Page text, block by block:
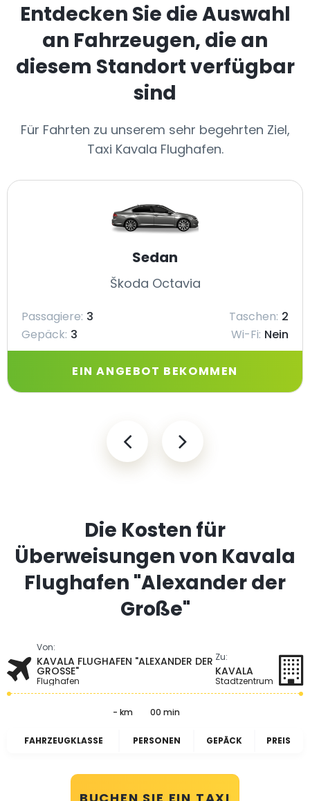
Entdecken Sie die Auswahl
an Fahrzeugen, die an
diesem Standort verfügbar
sind
Für Fahrten zu unserem sehr begehrten Ziel,
Taxi Kavala Flughafen.
Sedan
Škoda Octavia
Passagiere: 3 Taschen: 2
Gepäck: 3 Wi-Fi: Nein
EIN ANGEBOT BEKOMMEN
Die Kosten für
Überweisungen von Kavala
Flughafen "Alexander der
Große"
Von:
KAVALA FLUGHAFEN "ALEXANDER DER
GROSSE"
Flughafen
Zu:
KAVALA
Stadtzentrum
- km 00 min
FAHRZEUGKLASSE PERSONEN GEPÄCK PREIS